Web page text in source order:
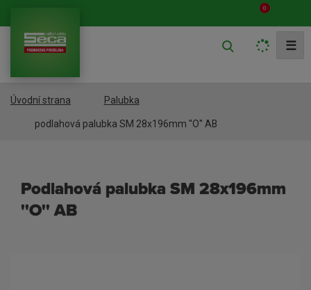
0
t
☰
Úvodní strana Palubka
podlahová palubka SM 28x196mm ''O'' AB
podlahová palubka SM 28x196mm
''O'' AB